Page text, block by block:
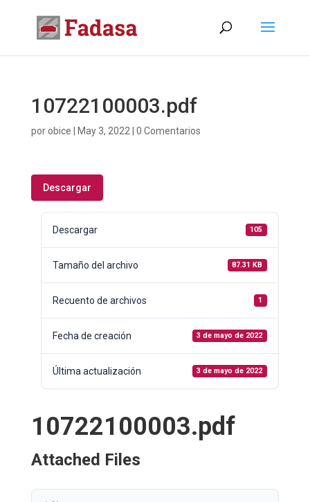
10722100003.pdf
porobice May 3, 2022 0 Comentarios
Descargar
Descargar 105
Tamaño del archivo 87.31 KB
Recuento de archivos 1
Fecha de creación 3 de mayo de 2022
Última actualización 3 de mayo de 2022
10722100003.pdf
Attached Files